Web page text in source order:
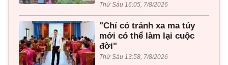
Thứ Sáu 16:05, 7/8/2026
"Chỉ có tránh xa ma túy
mới có thể làm lại cuộc
đời"
Thứ Sáu 13:58, 7/8/2026